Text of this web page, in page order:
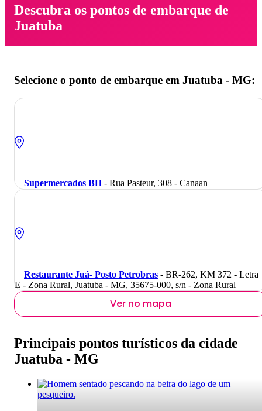
Descubra os pontos de embarque de
Juatuba
Selecione o ponto de embarque em Juatuba - MG:
Supermercados BH- Rua Pasteur, 308 - Canaan
Restaurante Juá- Posto Petrobras - BR-262, KM 372 - Letra
E - Zona Rural, Juatuba - MG, 35675-000, s/n - Zona Rural
Ver no mapa
Principais pontos turísticos da cidade
Juatuba - MG